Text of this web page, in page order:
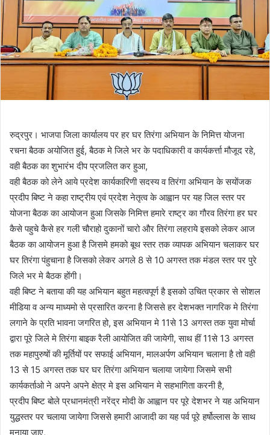
रुद्रपुर। भाजपा जिला कार्यालय पर हर घर तिरंगा अभियान के निमित्त योजना
रचना बैठक अयोजित हुई, बैठक मे जिले भर के पदाधिकारी व कार्यकर्त्ता मौजूद रहे,
वही बैठक का शुभारंभ दीप प्रजलित कर हुआ,
वही बैठक को लेने आये प्रदेश कार्यकारिणी सदस्य व तिरंगा अभियान के सयोंजक
प्रदीप बिष्ट ने कहा राष्ट्रीय एवं प्रदेश नेतृत्व के आह्वान पर यह जिल स्तर पर
योजना बैठक का आयोजन हुआ जिसके निमित्त हमारे राष्ट्र का गौरव तिरंगा हर घर
कैसे पहुचे कैसे हर गली चौराहो दुकानों चारो और तिरंगा लहराये इसको लेकर आज
बैठक का आयोजन हुआ है जिसमे हमको बूथ स्तर तक व्यापक अभियान चलाकर घर
घर तिरंगा पंहुचाना है जिसको लेकर अगले 8 से 10 अगस्त तक मंडल स्तर पर पुरे
जिले भर मे बैठक होंगी।
वही बिष्ट ने बताया की यह अभियान बहुत महत्वपूर्ण है इसको उचित प्रकार से सोशल
मीडिया व अन्य माध्यमो से प्रसारित करना है जिससे हर देशभक्त नागरिक मे तिरंगा
लगाने के प्रति भावना जगरित हो, इस अभियान मे 11से 13 अगस्त तक युवा मोर्चा
द्वारा पूरे जिले मे तिरंगा बाइक रैली आयोजित की जायेगी, साथ हीं 11से 13 अगस्त
तक महापुरुषों की मूर्तियों पर सफाई अभियान, मालअर्पण अभियान चलाना है तो वही
13 से 15 अगस्त तक घर घर तिरंगा अभियान चलाया जायेगा जिसमे सभी
कार्यकर्ताओ ने अपने अपने क्षेत्र मे इस अभियान मे सहभागिता करनी है,
प्रदीप बिष्ट बोले प्रधानमंत्री नरेंद्र मोदी के आह्वान पर पूरे देशभर ने यह अभियान
युद्धस्तर पर चलाया जायेगा जिससे हमारी आजादी का यह पर्व पूरे हर्षोल्लास के साथ
मनाया जाए,